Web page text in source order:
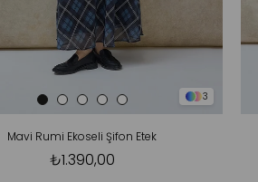
3
Mavi Rumi Ekoseli Şifon Etek
₺1.390,00